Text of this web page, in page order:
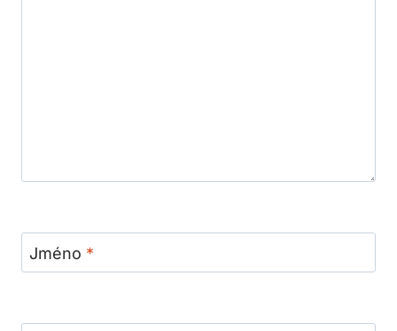
Jméno *